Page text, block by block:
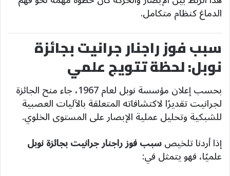
الدماغ كنظام متكامل.
سبب فوز راجنار جرانيت بجائزة
نوبل: لحظة تتويج علمي
بحسب إعلان مؤسسة نوبل لعام 1967، جاء منح الجائزة
لجرانيت تقديرًا لاكتشافاته المتعلقة بالآليات العصبية
للشبكية وتحليل عملية الإبصار على المستوى الخلوي.
إذا أردنا تلخيصسبب فوز راجنار جرانيت بجائزة نوبل
علميًا، فهو يتمثل في: